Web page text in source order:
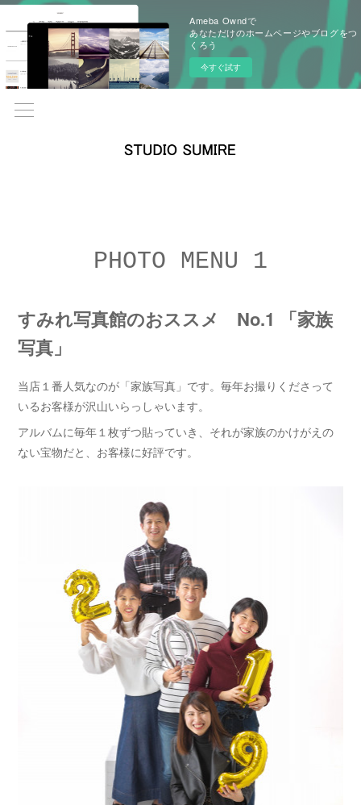
Ameba Owndで
あなただけのホームページやブログをつ
くろう
今すぐ試す
PHOTO MENU 1
すみれ写真館のおススメ No.1 「家族
写真」
当店１番人気なのが「家族写真」です。毎年お撮りくださって
いるお客様が沢山いらっしゃいます。
アルバムに毎年１枚ずつ貼っていき、それが家族のかけがえの
ない宝物だと、お客様に好評です。